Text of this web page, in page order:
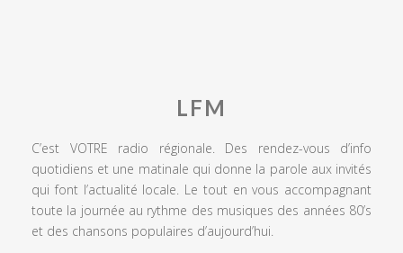
LFM
C’est VOTRE radio régionale. Des rendez-vous d’info
quotidiens et une matinale qui donne la parole aux invités
qui font l’actualité locale. Le tout en vous accompagnant
toute la journée au rythme des musiques des années 80’s
et des chansons populaires d’aujourd’hui.